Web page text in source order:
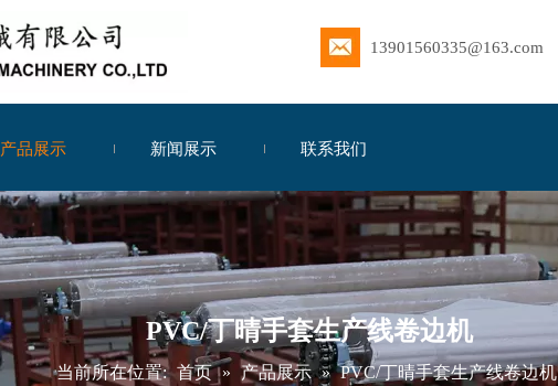
13901560335@163.com
产品展示 新闻展示 联系我们
PVC/丁晴手套生产线卷边机
当前所在位置: 首页 » 产品展示 » PVC/丁晴手套生产线卷边机